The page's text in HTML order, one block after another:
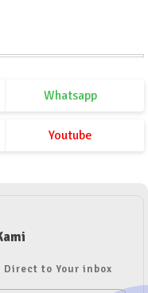
Whatsapp
Youtube
to Your inbox